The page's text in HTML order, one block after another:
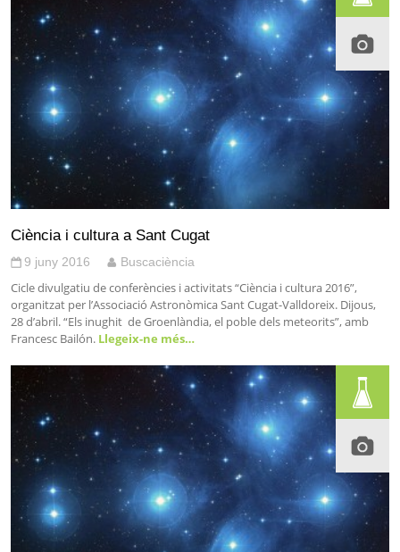
Ciència i cultura a Sant Cugat
9 juny 2016 Buscaciència
Cicle divulgatiu de conferències i activitats “Ciència i cultura 2016”,
organitzat per l’Associació Astronòmica Sant Cugat-Valldoreix. Dijous,
28 d’abril. “Els inughit de Groenlàndia, el poble dels meteorits”, amb
Francesc Bailón. Llegeix-ne més…